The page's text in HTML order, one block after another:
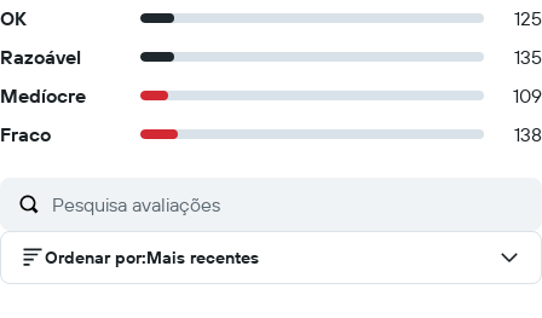
OK
125
Razoável
135
Medíocre
109
Fraco
138
Ordenar por:Mais recentes